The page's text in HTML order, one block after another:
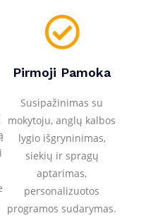
Pirmoji Pamoka
Susipažinimas su
mokytoju, anglų kalbos
lygio išgryninimas,
siekių ir spragų
aptarimas,
personalizuotos
programos sudarymas.